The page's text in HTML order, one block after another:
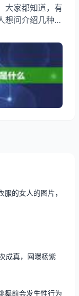
大家都知道，有
想问介绍几种死
么回事？其实
罪的死去，希
痛苦的是什么
，和生死比起来
没有支撑你活下
隔着电脑看着
的女人的图片，
成真，网曝杨紫
舞前会发生性行为